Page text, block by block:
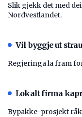
Slik gjekk det med
Nordvestlandet.
Vil byggje ut
Regjeringa la fram
Lokalt firma
Bypakke-prosjekt